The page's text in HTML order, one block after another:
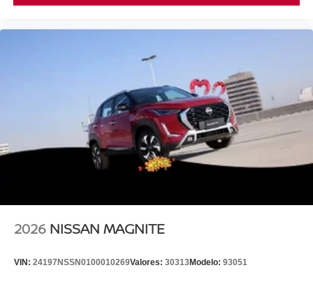
2026 NISSAN MAGNITE
VIN: 24197NSSN0100010269Valores: 30313Modelo: 93051